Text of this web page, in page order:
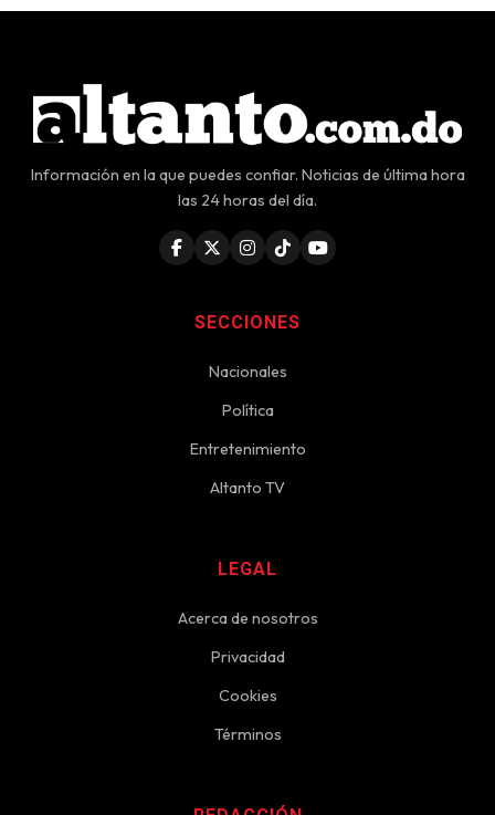
Información en la que puedes confiar. Noticias de última hora
las 24 horas del día.
SECCIONES
Nacionales
Política
Entretenimiento
Altanto TV
LEGAL
Acerca de nosotros
Privacidad
Cookies
Términos